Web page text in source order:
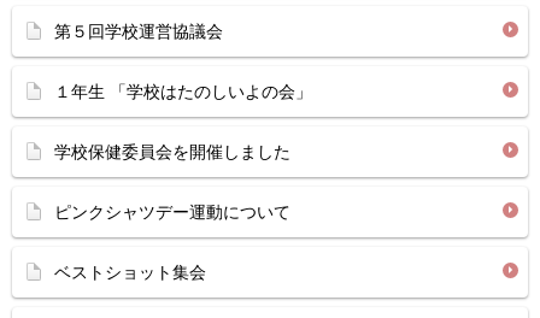
第５回学校運営協議会
１年生 「学校はたのしいよの会」
学校保健委員会を開催しました
ピンクシャツデー運動について
ベストショット集会